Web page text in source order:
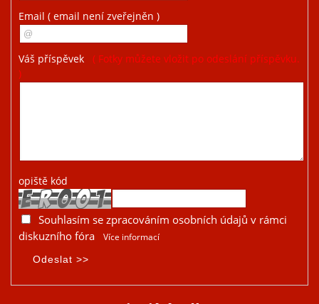
Email ( email není zveřejněn )
Váš příspěvek
( Fotky můžete vložit po odeslání příspěvku.
)
opiště kód
Souhlasím se zpracováním osobních údajů v rámci
diskuzního fóra
Více informací